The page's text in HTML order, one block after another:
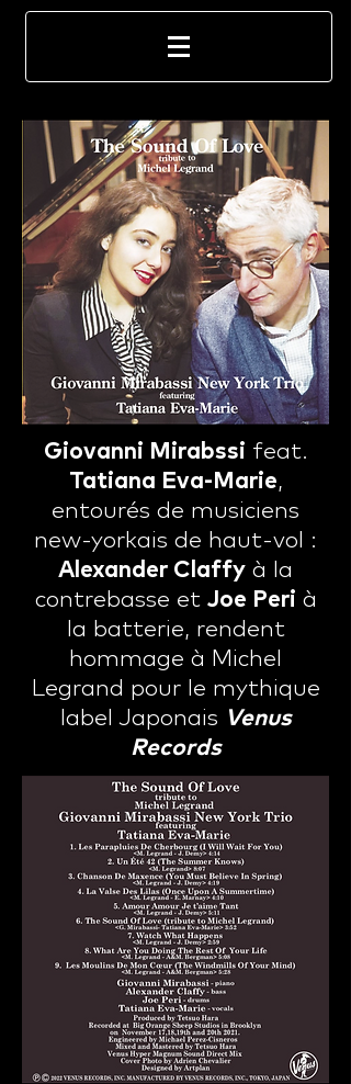
Giovanni Mirabssi feat.
Tatiana Eva-Marie,
entourés de musiciens
new-yorkais de haut-vol :
Alexander Claffy à la
contrebasse et Joe Peri à
la batterie, rendent
hommage à Michel
Legrand pour le mythique
label Japonais Venus
Records